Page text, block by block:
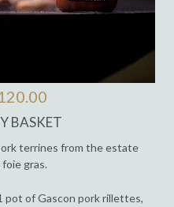
BASKET
terrines from the estate
gras.
pot of Gascon pork rillettes,